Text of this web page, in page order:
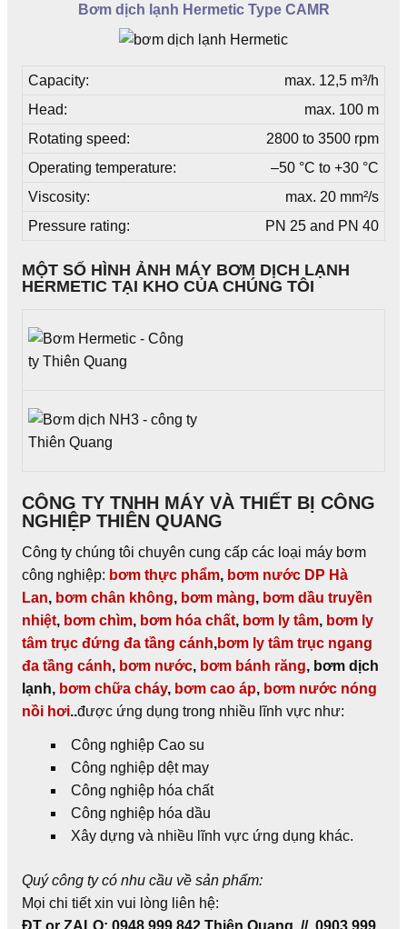
Bơm dịch lạnh Hermetic Type CAMR
Capacity:
max. 12,5 m³/h
Head:
max. 100 m
Rotating speed:
2800 to 3500 rpm
Operating temperature:
–50 °C to +30 °C
Viscosity:
max. 20 mm²/s
Pressure rating:
PN 25 and PN 40
MỘT SỐ HÌNH ẢNH MÁY BƠM DỊCH LẠNH
HERMETIC TẠI KHO CỦA CHÚNG TÔI
CÔNG TY TNHH MÁY VÀ THIẾT BỊ CÔNG
NGHIỆP THIÊN QUANG
Công ty chúng tôi chuyên cung cấp các loại máy bơm
công nghiệp: bơm thực phẩm, bơm nước DP Hà
Lan, bơm chân không, bơm màng, bơm dầu truyền
nhiệt, bơm chìm, bơm hóa chất, bơm ly tâm, bơm ly
tâm trục đứng đa tầng cánh,bơm ly tâm trục ngang
đa tầng cánh, bơm nước, bơm bánh răng, bơm dịch
lạnh, bơm chữa cháy, bơm cao áp, bơm nước nóng
nồi hơi..được ứng dụng trong nhiều lĩnh vực như:
Công nghiệp Cao su
Công nghiệp dệt may
Công nghiệp hóa chất
Công nghiệp hóa dầu
Xây dựng và nhiều lĩnh vực ứng dụng khác.
Quý công ty có nhu cầu về sản phẩm:
Mọi chi tiết xin vui lòng liên hệ:
ĐT or ZALO: 0948 999 842 Thiên Quang // 0903 999